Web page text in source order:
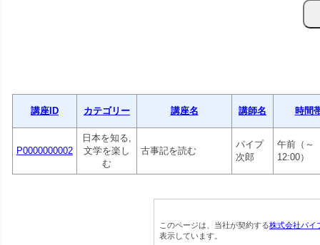
講座ID カテゴリー 講座名 講師名 時間
P0000000002
日本を知る,
文学を楽し
む
古事記を読む
パイプ
次郎
午前（～
12:00）
このページは、当社が契約する株式会社パイ
表示しています。